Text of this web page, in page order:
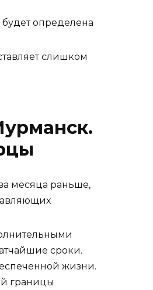
определена
слишком
месяца раньше,
сроки.
жизни.
границы